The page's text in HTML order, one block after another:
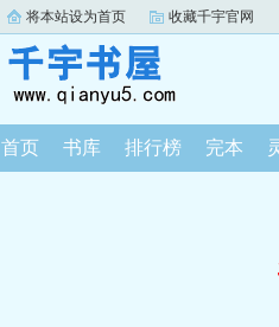
将本站设为首页 收藏千宇官网
首页 书库 排行榜 完本